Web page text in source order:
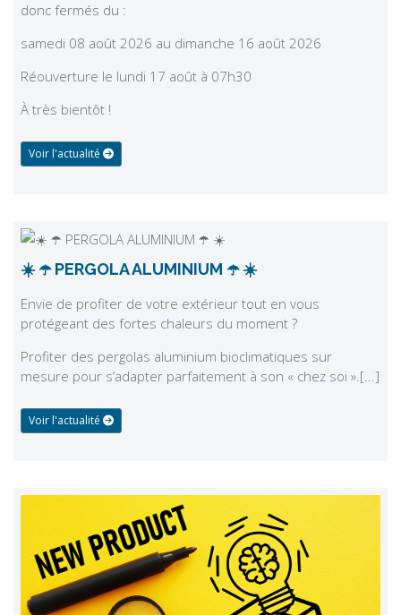
donc fermés du :
samedi 08 août 2026 au dimanche 16 août 2026
Réouverture le lundi 17 août à 07h30
À très bientôt !
Voir l'actualité
☀️ ☂️ PERGOLA ALUMINIUM ☂️ ☀️
Envie de profiter de votre extérieur tout en vous
protégeant des fortes chaleurs du moment ?
Profiter des pergolas aluminium bioclimatiques sur
mesure pour s’adapter parfaitement à son « chez soi ».[...]
Voir l'actualité